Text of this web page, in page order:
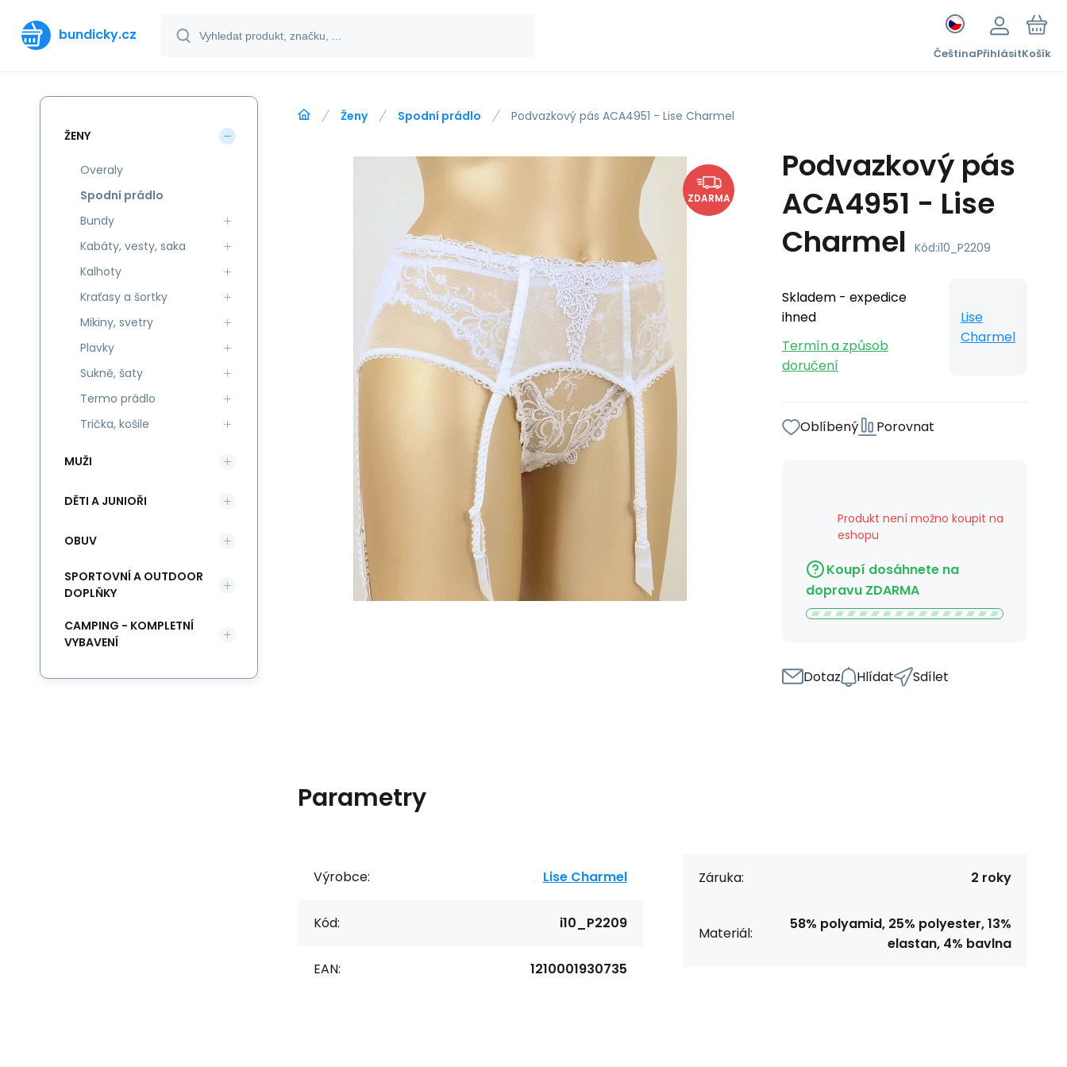
bundicky.cz
ČeštinaPřihlásitKošík
Ženy Spodní prádlo Podvazkový pás ACA4951 - Lise Charmel
ZDARMA
Podvazkový pás
ACA4951 - Lise
Charmel Kód:i10_P2209
Skladem - expedice
ihned
Termín a způsob
doručení
Lise
Charmel
Oblíbený Porovnat
Produkt není možno koupit na
eshopu
Koupí dosáhnete na
dopravu ZDARMA
Dotaz Hlídat Sdílet
Parametry
Výrobce: Lise Charmel
Kód: i10_P2209
EAN: 1210001930735
Záruka: 2 roky
Materiál:
58% polyamid, 25% polyester, 13%
elastan, 4% bavlna
ŽENY
Overaly
Spodní prádlo
Bundy
Kabáty, vesty, saka
Kalhoty
Kraťasy a šortky
Mikiny, svetry
Plavky
Sukně, šaty
Termo prádlo
Trička, košile
MUŽI
DĚTI A JUNIOŘI
OBUV
SPORTOVNÍ A OUTDOOR
DOPLŇKY
CAMPING - KOMPLETNÍ
VYBAVENÍ